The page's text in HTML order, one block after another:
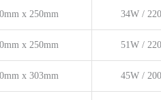
x 250mm 34W /
x 250mm 51W /
x 303mm 45W /